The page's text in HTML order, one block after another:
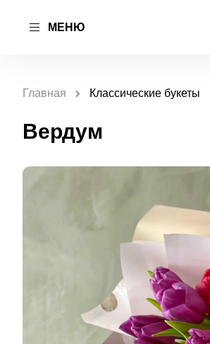
МЕНЮ
Главная Классические букеты
Вердум